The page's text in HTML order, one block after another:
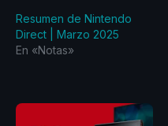
Resumen de Nintendo
Direct | Marzo 2025
En «Notas»